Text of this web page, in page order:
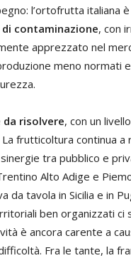
l’ortofrutta italiana
contaminazione, con
apprezzato nel
meno normati
risolvere, con un
frutticoltura continua
tra pubblico e
Alto Adige e
da tavola in Sicilia e in
ben organizzati
è ancora carente a
Fra le tante, la